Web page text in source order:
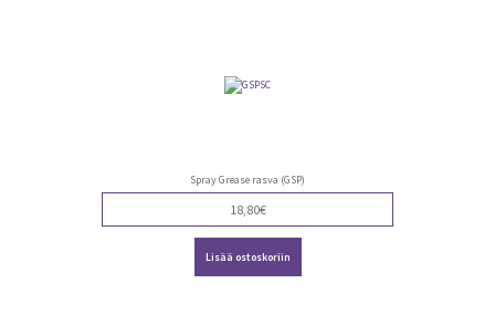
Spray Grease rasva (GSP)
18,80€
Lisää ostoskoriin